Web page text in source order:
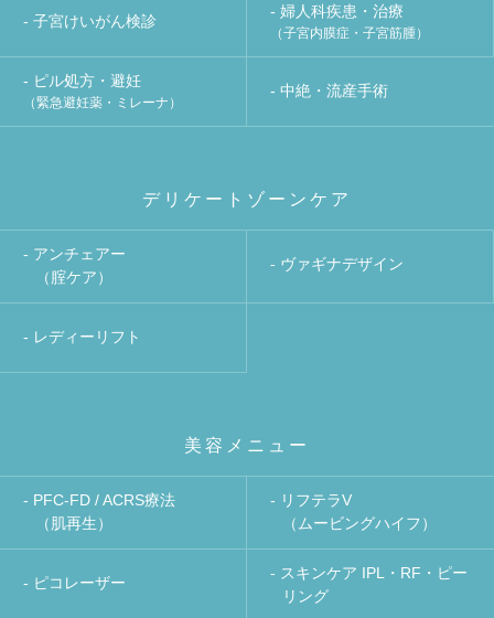
- 子宮けいがん検診
- 婦人科疾患・治療
（子宮内膜症・子宮筋腫）
- ピル処方・避妊
（緊急避妊薬・ミレーナ）
- 中絶・流産手術
デリケートゾーンケア
- アンチェアー
（腟ケア）
- ヴァギナデザイン
- レディーリフト
美容メニュー
- PFC-FD / ACRS療法
（肌再生）
- リフテラV
（ムービングハイフ）
- ピコレーザー
- スキンケア IPL・RF・ピー
リング